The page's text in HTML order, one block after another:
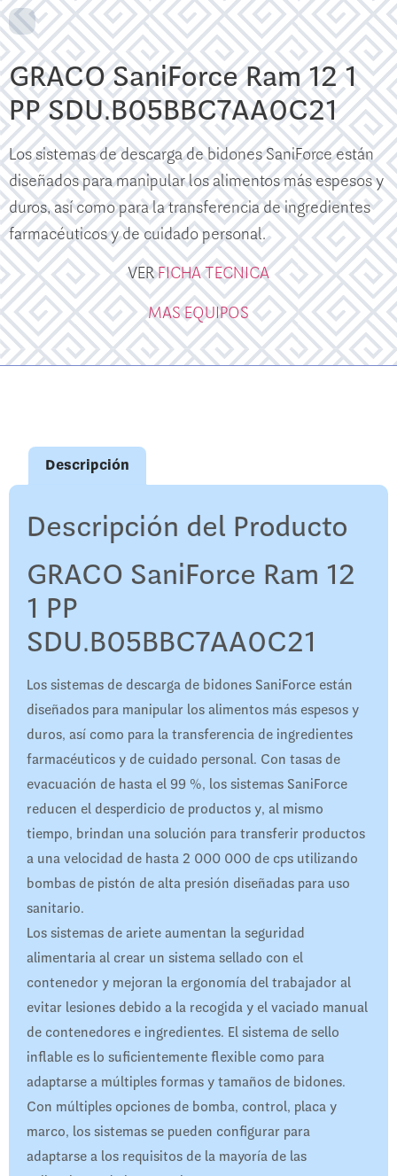
GRACO SaniForce Ram 12 1
PP SDU.B05BBC7AA0C21
Los sistemas de descarga de bidones SaniForce están
diseñados para manipular los alimentos más espesos y
duros, así como para la transferencia de ingredientes
farmacéuticos y de cuidado personal.
VERFICHA TECNICA
MAS EQUIPOS
Descripción
Descripción del Producto
GRACO SaniForce Ram 12
1 PP
SDU.B05BBC7AA0C21
Los sistemas de descarga de bidones SaniForce están
diseñados para manipular los alimentos más espesos y
duros, así como para la transferencia de ingredientes
farmacéuticos y de cuidado personal. Con tasas de
evacuación de hasta el 99 %, los sistemas SaniForce
reducen el desperdicio de productos y, al mismo
tiempo, brindan una solución para transferir productos
a una velocidad de hasta 2 000 000 de cps utilizando
bombas de pistón de alta presión diseñadas para uso
sanitario.
Los sistemas de ariete aumentan la seguridad
alimentaria al crear un sistema sellado con el
contenedor y mejoran la ergonomía del trabajador al
evitar lesiones debido a la recogida y el vaciado manual
de contenedores e ingredientes. El sistema de sello
inflable es lo suficientemente flexible como para
adaptarse a múltiples formas y tamaños de bidones.
Con múltiples opciones de bomba, control, placa y
marco, los sistemas se pueden configurar para
adaptarse a los requisitos de la mayoría de las